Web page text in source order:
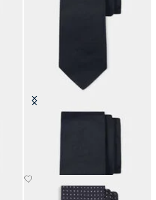
Cravatta Hopsack aus Seide